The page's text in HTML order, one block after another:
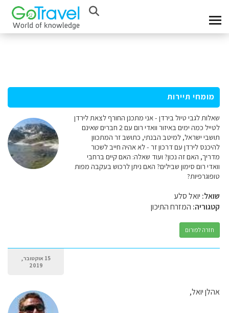
מומחי תיירות
שאלות לגבי טיול בירדן - אני מתכנן החורף לצאת לירדן
לטייל כמה ימים באיזור וואדי רום עם 2 חברים שאינם
תושבי ישראל, למיטב הבנתי, כתושב זר המתכוון
להיכנס לירדן עם דרכון זר - לא אהיה חייב לשכור
מדריך, האם זה נכון? ועוד שאלה: האם קיים ברחבי
וואדי רום סימון שבילים? האם ניתן לרכוש בעקבה מפות
טופוגרפיות?
שואל: יואל סלע
קטגוריה: המזרח התיכון
חזרה לפורום
15 אוקטובר,
2019
אהלן יואל,